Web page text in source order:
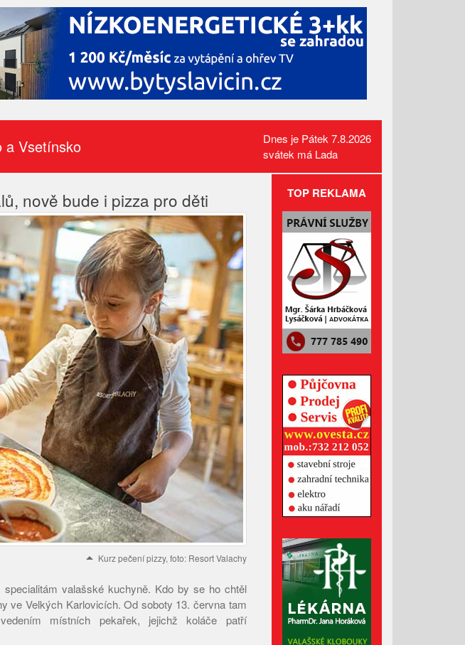
Požár pole v Lidečku vznikl při
sklizňových pracích. Oheň
zastavili hasiči
Kamerový systém nově dohlíží
na skatepark v Luhačovicích
Přehled kulturních akcí v okolí
Administrativní budova z
Valašska patří mezi nejlepší
dřevostavby Evropy
ve Valašských Kloboukách je
už hotová
Srpen 2026
Červen 2026
Květen 2026
Duben 2026
Březen 2026
Únor 2026
a Vsetínsko
Dnes je Pátek 7.8.2026
svátek má Lada
nově bude i pizza pro děti
arrow_drop_up Kurz pečení pizzy, foto: Resort Valachy
valašské kuchyně. Kdo by se ho chtěl
ve Velkých Karlovicích. Od soboty 13. června tam
místních pekařek, jejichž koláče patří
TOP REKLAMA